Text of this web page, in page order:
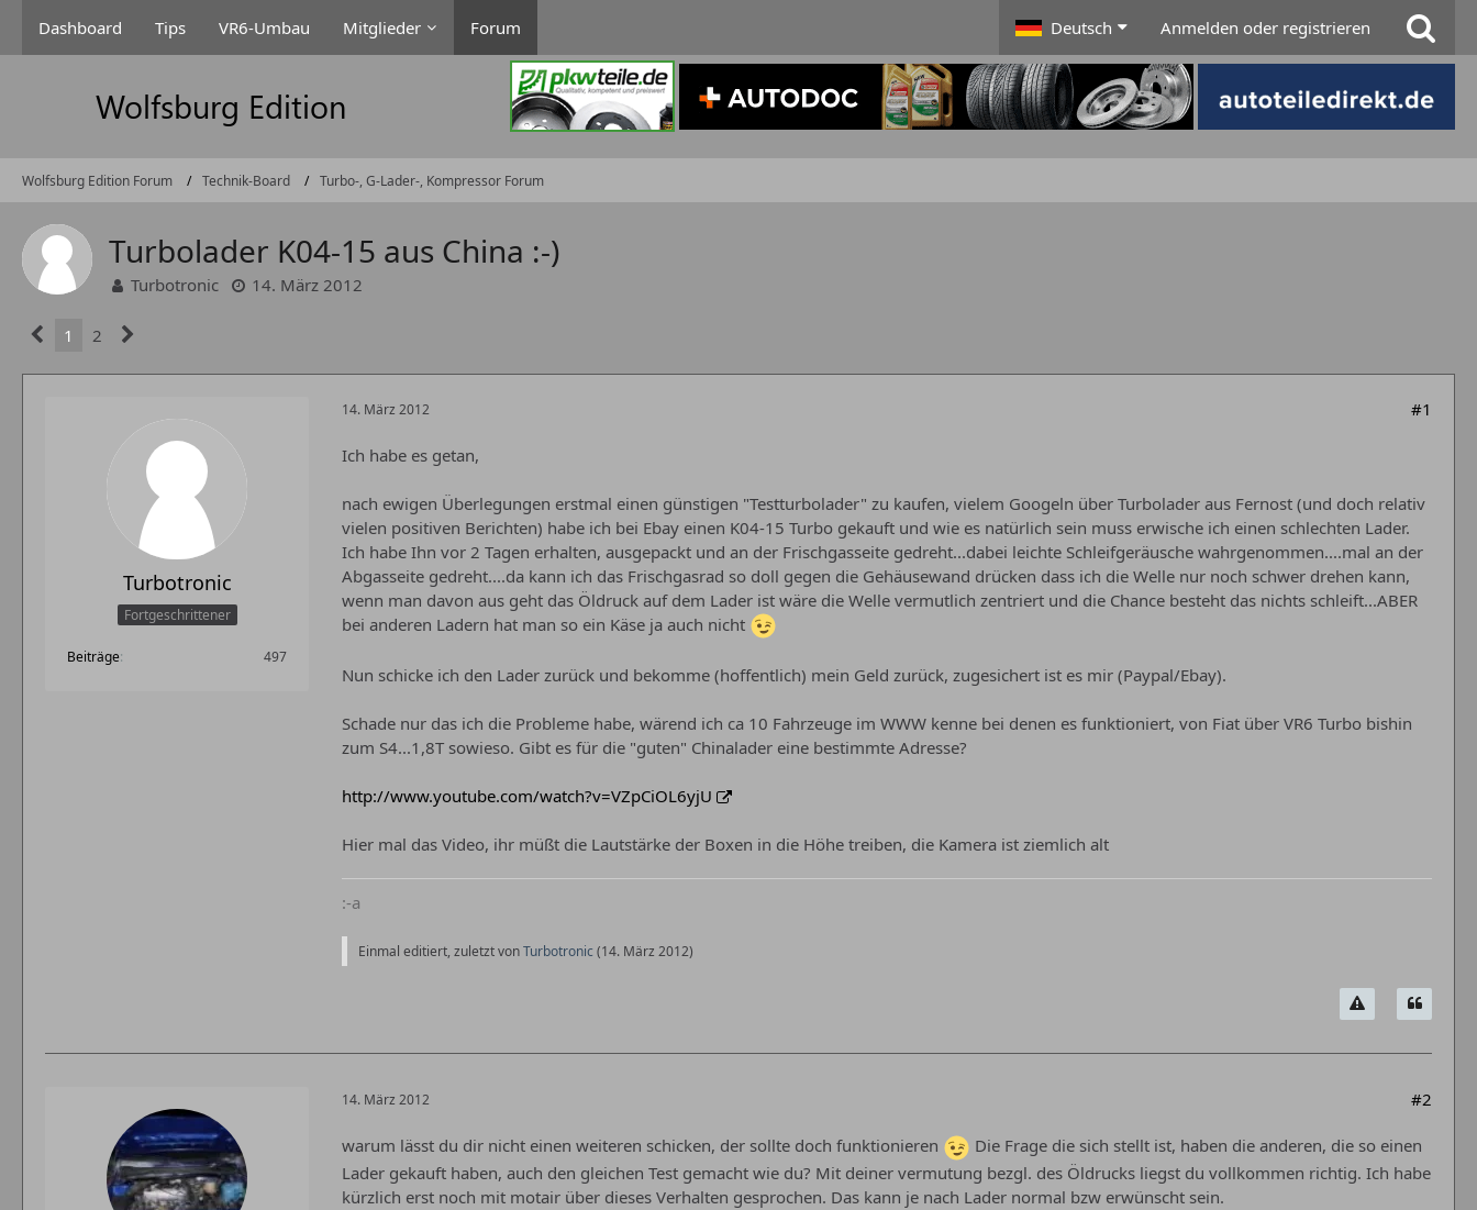
Dashboard Tips VR6-Umbau Mitglieder Forum Deutsch Anmelden oder registrieren
Wolfsburg Edition Forum Technik-Board Turbo-, G-Lader-, Kompressor Forum
Turbolader K04-15 aus China :-)
Turbotronic 14. März 2012
1 2
Turbotronic
Fortgeschrittener
Beiträge 497
14. März 2012 #1
Ich habe es getan,
nach ewigen Überlegungen erstmal einen günstigen "Testturbolader" zu kaufen, vielem Googeln über Turbolader aus Fernost (und doch relativ
vielen positiven Berichten) habe ich bei Ebay einen K04-15 Turbo gekauft und wie es natürlich sein muss erwische ich einen schlechten Lader.
Ich habe Ihn vor 2 Tagen erhalten, ausgepackt und an der Frischgasseite gedreht...dabei leichte Schleifgeräusche wahrgenommen....mal an der
Abgasseite gedreht....da kann ich das Frischgasrad so doll gegen die Gehäusewand drücken dass ich die Welle nur noch schwer drehen kann,
wenn man davon aus geht das Öldruck auf dem Lader ist wäre die Welle vermutlich zentriert und die Chance besteht das nichts schleift...ABER
bei anderen Ladern hat man so ein Käse ja auch nicht
Nun schicke ich den Lader zurück und bekomme (hoffentlich) mein Geld zurück, zugesichert ist es mir (Paypal/Ebay).
Schade nur das ich die Probleme habe, wärend ich ca 10 Fahrzeuge im WWW kenne bei denen es funktioniert, von Fiat über VR6 Turbo bishin
zum S4...1,8T sowieso. Gibt es für die "guten" Chinalader eine bestimmte Adresse?
http://www.youtube.com/watch?v=VZpCiOL6yjU
Hier mal das Video, ihr müßt die Lautstärke der Boxen in die Höhe treiben, die Kamera ist ziemlich alt
:-a
Einmal editiert, zuletzt vonTurbotronic (14. März 2012)
14. März 2012 #2
warum lässt du dir nicht einen weiteren schicken, der sollte doch funktionieren
Die Frage die sich stellt ist, haben die anderen, die so einen
Lader gekauft haben, auch den gleichen Test gemacht wie du? Mit deiner vermutung bezgl. des Öldrucks liegst du vollkommen richtig. Ich habe
kürzlich erst noch mit motair über dieses Verhalten gesprochen. Das kann je nach Lader normal bzw erwünscht sein.